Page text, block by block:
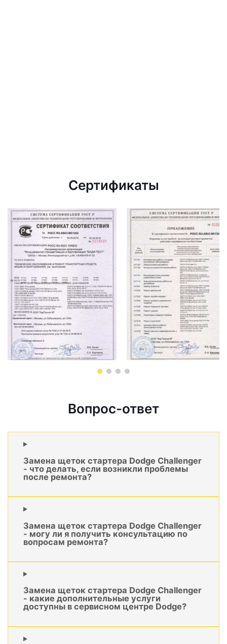
Сертификаты
Вопрос-ответ
Замена щеток стартера Dodge Challenger
- что делать, если возникли проблемы
после ремонта?
Замена щеток стартера Dodge Challenger
- могу ли я получить консультацию по
вопросам ремонта?
Замена щеток стартера Dodge Challenger
- какие дополнительные услуги
доступны в сервисном центре Dodge?